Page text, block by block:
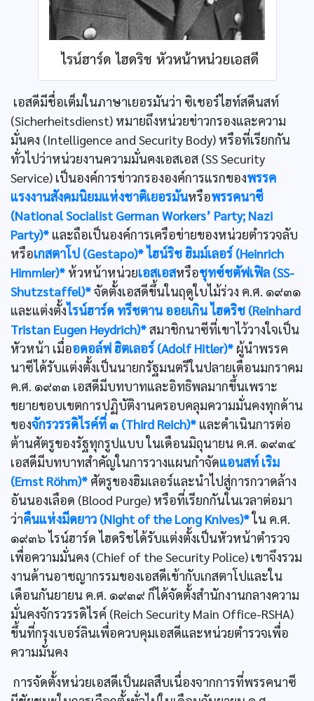
เอสดีมีชื่อเต็มในภาษาเยอรมันว่า ซิเชอร์ไฮท์สดีนสท์
(Sicherheitsdienst) หมายถึงหน่วยข่าวกรองและความ
มั่นคง (Intelligence and Security Body) หรือที่เรียกกัน
ทั่วไปว่าหน่วยงานความมั่นคงเอสเอส (SS Security
Service) เป็นองค์การข่าวกรององค์การแรกของพรรค
แรงงานสังคมนิยมแห่งชาติเยอรมันหรือพรรคนาซี
(National Socialist German Workers’ Party; Nazi
Party)* และถือเป็นองค์การเครือข่ายของหน่วยตำรวจลับ
หรือเกสตาโป (Gestapo)*ไฮน์ริช ฮิมม์เลอร์ (Heinrich
Himmler)* ห้วหน้าหน่วยเอสเอสหรือชุทซ์ชตัฟเฟิล (SS-
Shutzstaffel)*จัดตั้งเอสดีขึ้นในฤดูใบไม้ร่วง ค.ศ. ๑๙๓๑
และแต่งตั้งไรน์ฮาร์ด ทรีชตาน ออยเกิน ไฮดริช (Reinhard
Tristan Eugen Heydrich)*สมาชิกนาซีที่เขาไว้วางใจเป็น
หัวหน้า เมื่ออดอล์ฟ ฮิตเลอร์ (Adolf Hitler)* ผู้นำพรรค
นาซีได้รับแต่งตั้งเป็นนายกรัฐมนตรีในปลายเดือนมกราคม
ค.ศ. ๑๙๓๓ เอสดีมีบทบาทและอิทธิพลมากขึ้นเพราะ
ขยายขอบเขตการปฏิบัติงานครอบคลุมความมั่นคงทุกด้าน
ของจักรวรรดิไรค์ที่ ๓ (Third Reich)* และดำเนินการต่อ
ต้านศัตรูของรัฐทุกรูปแบบ ในเดือนมิถุนายน ค.ศ. ๑๙๓๔
เอสดีมีบทบาทสำคัญในการวางแผนกำจัดแอนสท์ เริม
(Ernst Röhm)* ศัตรูของฮิมเลอร์และนำไปสู่การกวาดล้าง
อันนองเลือด (Blood Purge) หรือที่เรียกกันในเวลาต่อมา
ว่าคืนแห่งมีดยาว (Night of the Long Knives)*ใน ค.ศ.
๑๙๓๖ ไรน์ฮาร์ด ไฮดริชได้รับแต่งตั้งเป็นหัวหน้าตำรวจ
เพื่อความมั่นคง (Chief of the Security Police) เขาจึงรวม
งานด้านอาชญากรรมของเอสดีเข้ากับเกสตาโปและใน
เดือนกันยายน ค.ศ. ๑๙๓๙ ก็ได้จัดตั้งสำนักงานกลางความ
มั่นคงจักรวรรดิไรค์ (Reich Security Main Office-RSHA)
ขึ้นที่กรุงเบอร์ลินเพื่อควบคุมเอสดีและหน่วยตำรวจเพื่อ
ความมั่นคง
การจัดตั้งหน่วยเอสดีเป็นผลสืบเนื่องจากการที่พรรคนาซี